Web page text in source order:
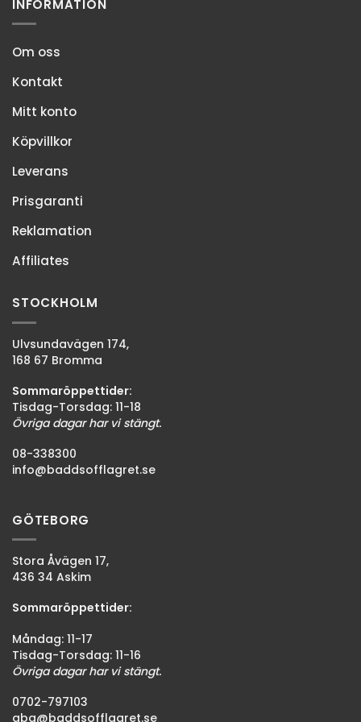
INFORMATION
Om oss
Kontakt
Mitt konto
Köpvillkor
Leverans
Prisgaranti
Reklamation
Affiliates
STOCKHOLM
Ulvsundavägen 174,
168 67 Bromma
Sommaröppettider:
Tisdag-Torsdag: 11-18
Övriga dagar har vi stängt.
08-338300
info@baddsofflagret.se
GÖTEBORG
Stora Åvägen 17,
436 34 Askim
Sommaröppettider:
Måndag: 11-17
Tisdag-Torsdag: 11-16
Övriga dagar har vi stängt.
0702-797103
gbg@baddsofflagret.se